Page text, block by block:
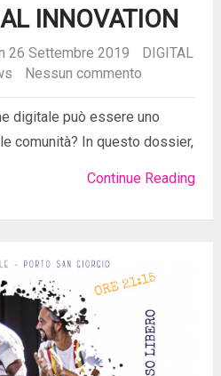
INNOVATION
26 Settembre 2019
DIGITAL
Nessun commento
digitale può essere uno
comunità? In questo dossier,
Continue Reading